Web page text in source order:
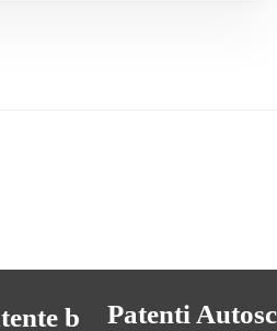
Patenti